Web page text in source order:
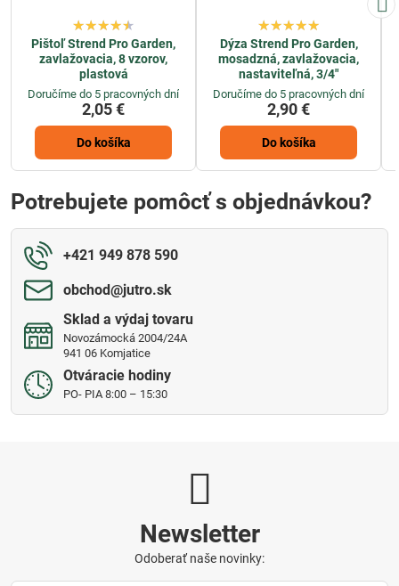
Pištoľ Strend Pro Garden,
zavlažovacia, 8 vzorov,
plastová
Doručíme do 5 pracovných dní
2,05 €
Do košíka
Dýza Strend Pro Garden,
mosadzná, zavlažovacia,
nastaviteľná, 3/4"
Doručíme do 5 pracovných dní
2,90 €
Do košíka
Potrebujete pomôcť s objednávkou?
+421 949 878 590
obchod​@jutro​.sk
Sklad a výdaj tovaru
Novozámocká 2004/24A
941 06 Komjatice
Otváracie hodiny
PO- PIA 8:00 – 15:30
Newsletter
Odoberať naše novinky: